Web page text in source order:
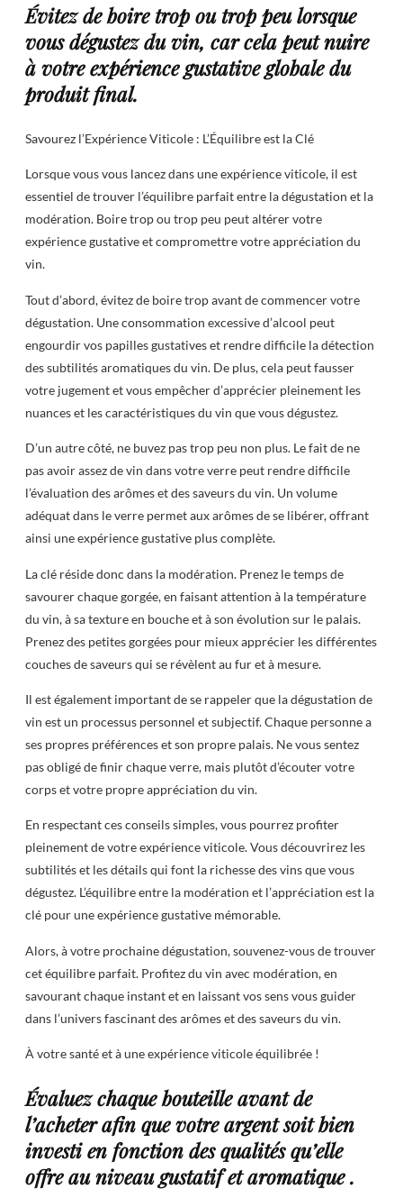
Évitez de boire trop ou trop peu lorsque
vous dégustez du vin, car cela peut nuire
à votre expérience gustative globale du
produit final.
Savourez l’Expérience Viticole : L’Équilibre est la Clé
Lorsque vous vous lancez dans une expérience viticole, il est
essentiel de trouver l’équilibre parfait entre la dégustation et la
modération. Boire trop ou trop peu peut altérer votre
expérience gustative et compromettre votre appréciation du
vin.
Tout d’abord, évitez de boire trop avant de commencer votre
dégustation. Une consommation excessive d’alcool peut
engourdir vos papilles gustatives et rendre difficile la détection
des subtilités aromatiques du vin. De plus, cela peut fausser
votre jugement et vous empêcher d’apprécier pleinement les
nuances et les caractéristiques du vin que vous dégustez.
D’un autre côté, ne buvez pas trop peu non plus. Le fait de ne
pas avoir assez de vin dans votre verre peut rendre difficile
l’évaluation des arômes et des saveurs du vin. Un volume
adéquat dans le verre permet aux arômes de se libérer, offrant
ainsi une expérience gustative plus complète.
La clé réside donc dans la modération. Prenez le temps de
savourer chaque gorgée, en faisant attention à la température
du vin, à sa texture en bouche et à son évolution sur le palais.
Prenez des petites gorgées pour mieux apprécier les différentes
couches de saveurs qui se révèlent au fur et à mesure.
Il est également important de se rappeler que la dégustation de
vin est un processus personnel et subjectif. Chaque personne a
ses propres préférences et son propre palais. Ne vous sentez
pas obligé de finir chaque verre, mais plutôt d’écouter votre
corps et votre propre appréciation du vin.
En respectant ces conseils simples, vous pourrez profiter
pleinement de votre expérience viticole. Vous découvrirez les
subtilités et les détails qui font la richesse des vins que vous
dégustez. L’équilibre entre la modération et l’appréciation est la
clé pour une expérience gustative mémorable.
Alors, à votre prochaine dégustation, souvenez-vous de trouver
cet équilibre parfait. Profitez du vin avec modération, en
savourant chaque instant et en laissant vos sens vous guider
dans l’univers fascinant des arômes et des saveurs du vin.
À votre santé et à une expérience viticole équilibrée !
Évaluez chaque bouteille avant de
l’acheter afin que votre argent soit bien
investi en fonction des qualités qu’elle
offre au niveau gustatif et aromatique .